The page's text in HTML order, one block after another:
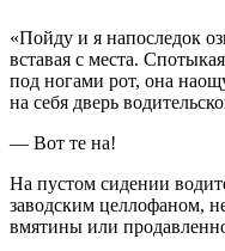
«Пойду и я напоследок
вставая с места.
под ногами рот, она
на себя дверь
— Вот те на!
На пустом сидении
заводским целлофаном,
вмятины или